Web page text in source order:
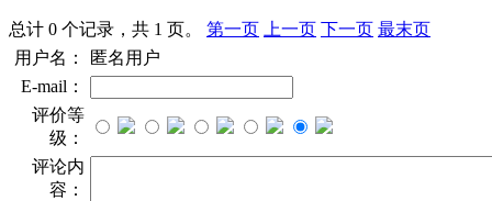
总计 0 个记录，共 1 页。 第一页 上一页 下一页 最末页
用户名：
匿名用户
E-mail：
评价等
级：
评论内
容：